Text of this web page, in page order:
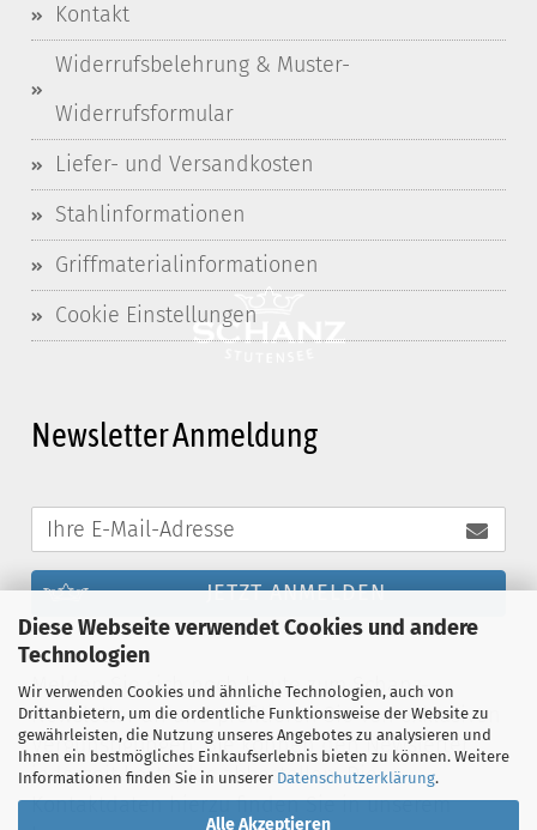
Diese Webseite verwendet Cookies und andere
Technologien
Wir verwenden Cookies und ähnliche Technologien, auch von
Drittanbietern, um die ordentliche Funktionsweise der Website zu
gewährleisten, die Nutzung unseres Angebotes zu analysieren und
Ihnen ein bestmögliches Einkaufserlebnis bieten zu können. Weitere
Informationen finden Sie in unserer Datenschutzerklärung.
Alle Akzeptieren
Kontakt
Widerrufsbelehrung & Muster-
Widerrufsformular
Liefer- und Versandkosten
Stahlinformationen
Griffmaterialinformationen
Cookie Einstellungen
Newsletter Anmeldung
JETZT ANMELDEN
Melden Sie sich noch heute zum Schanz-
Newsletter an und profitieren Sie von exklusiven
Vergünstigungen. Sie können den Newsletter
jederzeit kostenlos abbestellen. Die
Kontaktdaten hierzu finden Sie in unserem